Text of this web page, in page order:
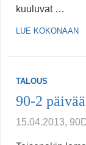
kuuluvat …
LUE KOKONAAN
TALOUS
90-2
15.04.2013,